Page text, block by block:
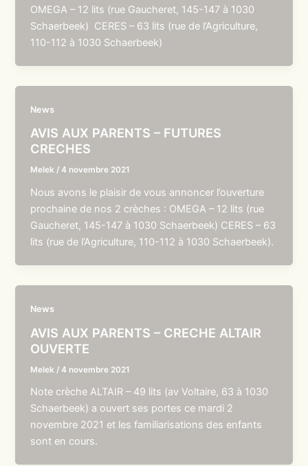
OMEGA – 12 lits (rue Gaucheret, 145-147 à 1030
Schaerbeek) CERES – 63 lits (rue de l’Agriculture,
110-112 à 1030 Schaerbeek)
News
AVIS AUX PARENTS – FUTURES
CRECHES
Melek /4 novembre 2021
Nous avons le plaisir de vous annoncer l’ouverture
prochaine de nos 2 crèches : OMEGA – 12 lits (rue
Gaucheret, 145-147 à 1030 Schaerbeek) CERES – 63
lits (rue de l’Agriculture, 110-112 à 1030 Schaerbeek).
News
AVIS AUX PARENTS – CRECHE ALTAIR
OUVERTE
Melek /4 novembre 2021
Note crèche ALTAIR – 49 lits (av Voltaire, 63 à 1030
Schaerbeek) a ouvert ses portes ce mardi 2
novembre 2021 et les familiarisations des enfants
sont en cours.